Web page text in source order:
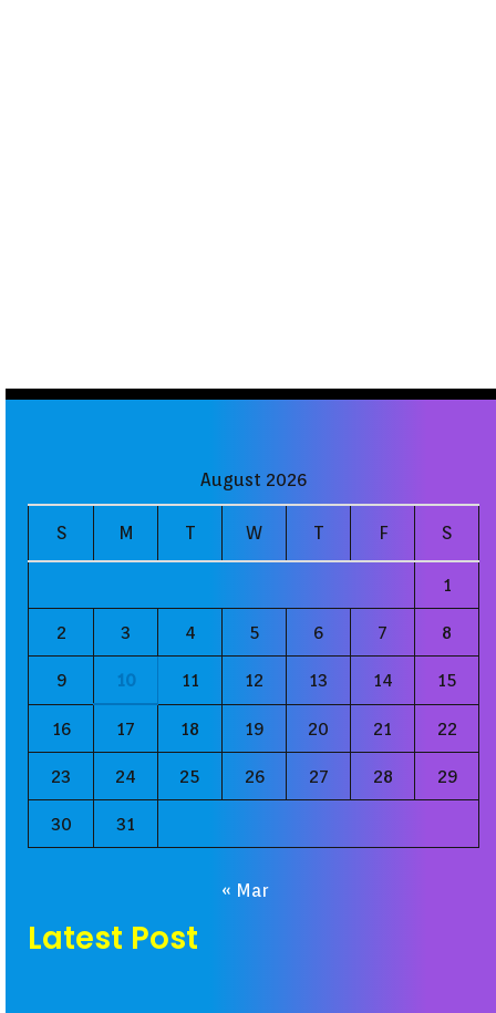
August 2026
S M T W T F S
1
2 3 4 5 6 7 8
9 10 11 12 13 14 15
16 17 18 19 20 21 22
23 24 25 26 27 28 29
30 31
« Mar
Latest Post